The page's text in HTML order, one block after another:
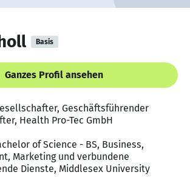
Basis
Ganzes Profil ansehen
Geschäftsführender
Health Pro-Tec GmbH
of Science - BS, Business,
Marketing und verbundene
Dienste, Middlesex University